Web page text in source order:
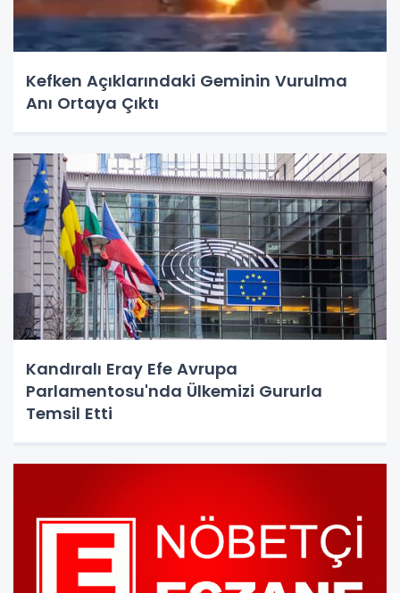
Kefken Açıklarındaki Geminin Vurulma
Anı Ortaya Çıktı
Kandıralı Eray Efe Avrupa
Parlamentosu'nda Ülkemizi Gururla
Temsil Etti